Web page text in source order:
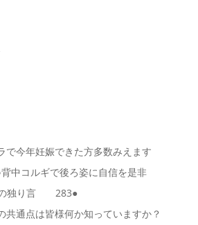
で今年妊娠できた方多数みえます
中コルギで後ろ姿に自信を是非
の独り言 283●
共通点は皆様何か知っていますか？